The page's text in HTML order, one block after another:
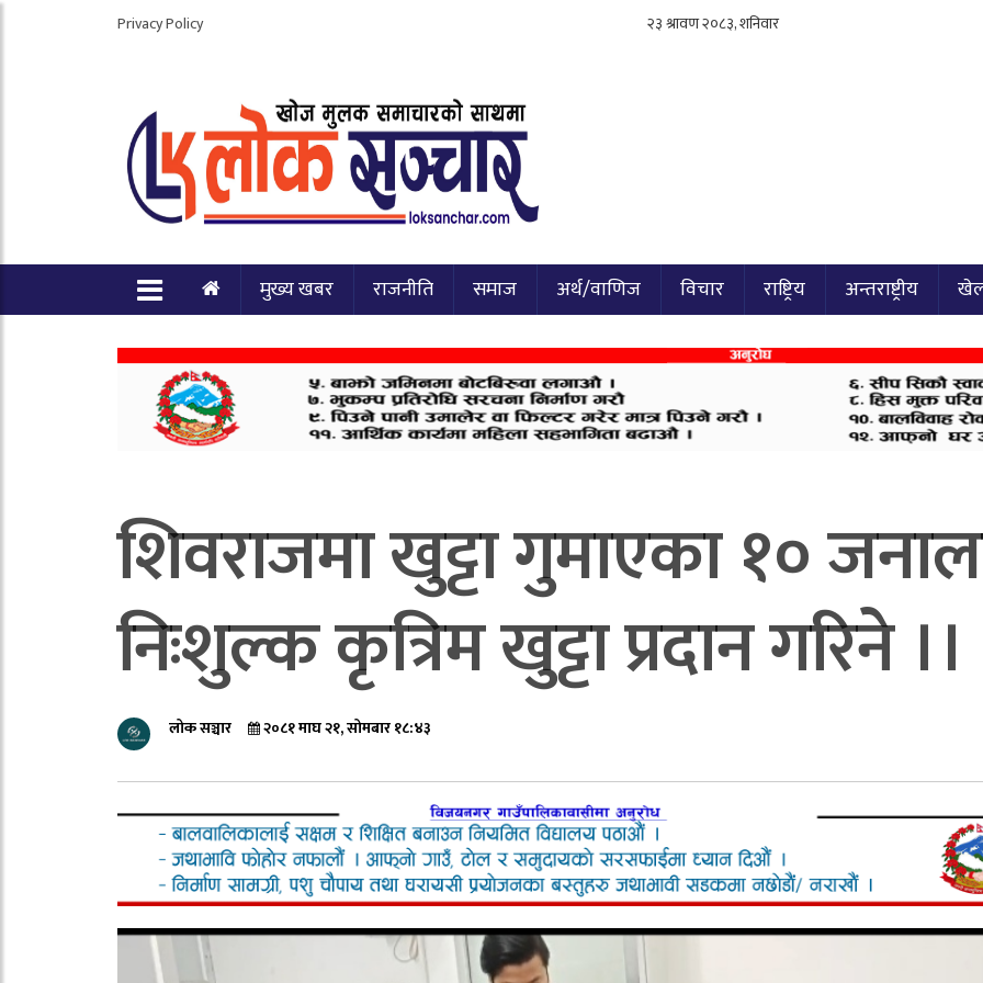
Privacy Policy
मुख्य खबर राजनीति समाज अर्थ/वाणिज विचार राष्ट्रिय अन्तराष्ट्रीय
शिवराजमा खुट्टा गुमाएका १०
निःशुल्क कृत्रिम खुट्टा प्रदान गरिने ।।
लोक सञ्चार २०८१ माघ २१, सोमबार १८:४३